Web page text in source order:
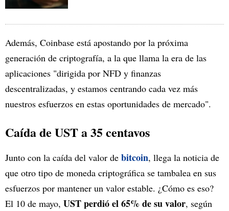
Además, Coinbase está apostando por la próxima
generación de criptografía, a la que llama la era de las
aplicaciones "dirigida por NFD y finanzas
descentralizadas, y estamos centrando cada vez más
nuestros esfuerzos en estas oportunidades de mercado".
Caída de UST a 35 centavos
Junto con la caída del valor de bitcoin, llega la noticia de
que otro tipo de moneda criptográfica se tambalea en sus
esfuerzos por mantener un valor estable. ¿Cómo es eso?
El 10 de mayo, UST perdió el 65% de su valor, según